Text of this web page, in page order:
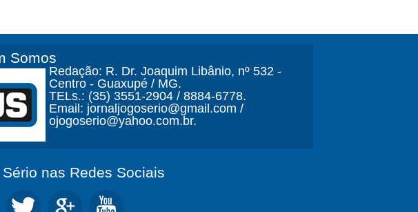
Somos
Redação: R. Dr. Joaquim Libânio, nº 532 -
Centro - Guaxupé / MG.
TELs.: (35) 3551-2904 / 8884-6778.
Email: jornaljogoserio@gmail.com /
ojogoserio@yahoo.com.br.
nas Redes Sociais